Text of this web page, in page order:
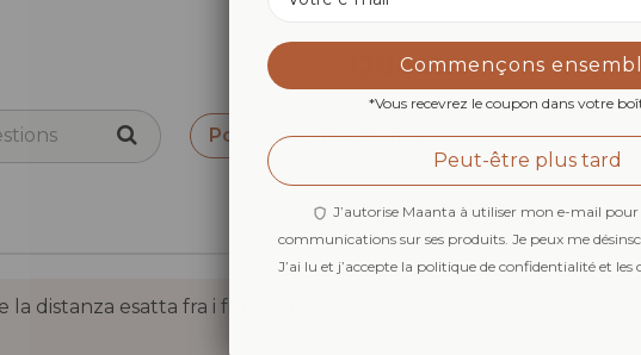
Questions &
Poser une question
la distanza esatta fra i fori di ancoraggio alla ringhiera.
Commençons
*Vous recevrez le coupon dans votre
Peut-être plus tard
J’autorise Maanta à utiliser mon e-mail pour
communications sur ses produits. Je peux me
J’ai lu et j’accepte la politique de confidentialité et les